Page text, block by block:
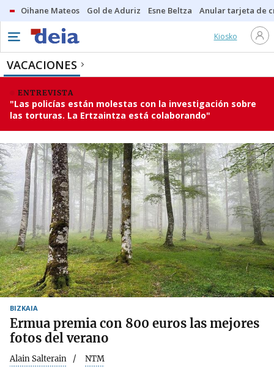
Oihane Mateos Gol de Aduriz Esne Beltza Anular tarjeta de
Kiosko
VACACIONES
ENTREVISTA
"Las policías están molestas con la investigación sobre
las torturas. La Ertzaintza está colaborando"
BIZKAIA
Ermua premia con 800 euros las mejores
fotos del verano
Alain Salterain NTM